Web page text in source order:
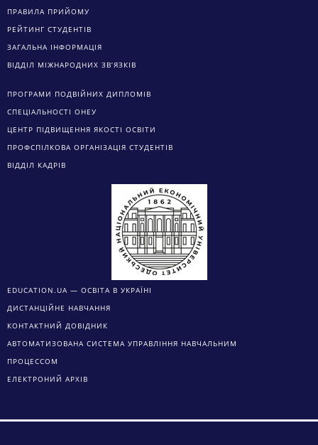
ПРАВИЛА ПРИЙОМУ
РЕЙТИНГ СТУДЕНТІВ
ЗАГАЛЬНА ІНФОРМАЦІЯ
ВІДДІЛ МІЖНАРОДНИХ ЗВ’ЯЗКІВ
ПРОГРАМИ ПОДВІЙНИХ ДИПЛОМІВ
СПЕЦІАЛЬНОСТІ ОНЕУ
ЦЕНТР ПІДВИЩЕННЯ ЯКОСТІ ОСВІТИ
ПРОФСПІЛКОВА ОРГАНІЗАЦІЯ СТУДЕНТІВ
ВІДДІЛ КАДРІВ
EDUCATION.UA — ОСВІТА В УКРАЇНІ
ДИСТАНЦІЙНЕ НАВЧАННЯ
КОНТАКТНИЙ ДОВІДНИК
АВТОМАТИЗОВАНА СИСТЕМА УПРАВЛІННЯ НАВЧАЛЬНИМ
ПРОЦЕССОМ
ЕЛЕКТРОНИЙ АРХІВ